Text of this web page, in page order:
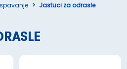
> Jastuci za odrasle